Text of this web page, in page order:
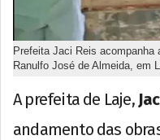
Prefeita Jaci Reis acompanha
Ranulfo José de Almeida, em
A prefeita de Laje,
andamento das